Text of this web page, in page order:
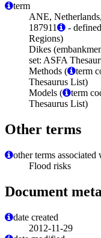
term
ANE,
187911
-
Regions)
Dikes
set: ASFA
Methods (
term
Thesaurus List)
Models (
term
Thesaurus List)
Other terms
other terms
Flood risks
Document
date created
2012-11-29